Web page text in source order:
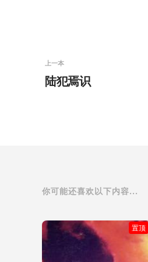
上一本
陆犯焉识
你可能还喜欢以下内容...
置顶